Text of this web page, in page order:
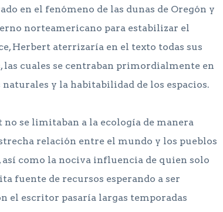
en el fenómeno de las dunas de Oregón y
norteamericano para estabilizar el
Herbert aterrizaría en el texto todas sus
cuales se centraban primordialmente en
y la habitabilidad de los espacios.
no se limitaban a la ecología de manera
relación entre el mundo y los pueblos
como la nociva influencia de quien solo
fuente de recursos esperando a ser
el escritor pasaría largas temporadas